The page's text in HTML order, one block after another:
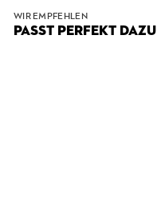
WIR EMPFEHLEN
PASST PERFEKT DAZU